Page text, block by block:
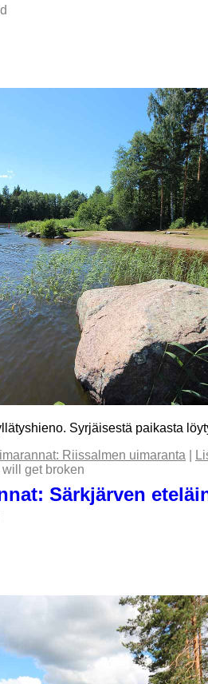
Syrjäisestä paikasta
Riissalmen uimaranta
get broken
Särkjärven